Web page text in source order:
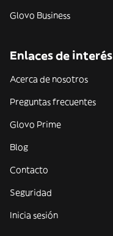
Glovo Business
Enlaces de interés
Acerca de nosotros
Preguntas frecuentes
Glovo Prime
Blog
Contacto
Seguridad
Inicia sesión